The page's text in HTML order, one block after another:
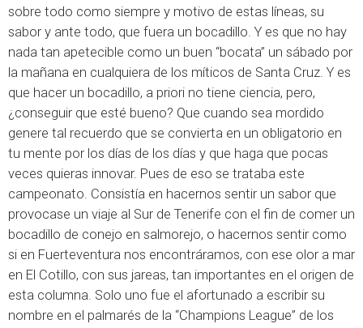
sobre todo como siempre y motivo de estas líneas, su
sabor y ante todo, que fuera un bocadillo. Y es que no hay
nada tan apetecible como un buen “bocata” un sábado por
la mañana en cualquiera de los míticos de Santa Cruz. Y es
que hacer un bocadillo, a priori no tiene ciencia, pero,
¿conseguir que esté bueno? Que cuando sea mordido
genere tal recuerdo que se convierta en un obligatorio en
tu mente por los días de los días y que haga que pocas
veces quieras innovar. Pues de eso se trataba este
campeonato. Consistía en hacernos sentir un sabor que
provocase un viaje al Sur de Tenerife con el fin de comer un
bocadillo de conejo en salmorejo, o hacernos sentir como
si en Fuerteventura nos encontráramos, con ese olor a mar
en El Cotillo, con sus jareas, tan importantes en el origen de
esta columna. Solo uno fue el afortunado a escribir su
nombre en el palmarés de la “Champions League” de los